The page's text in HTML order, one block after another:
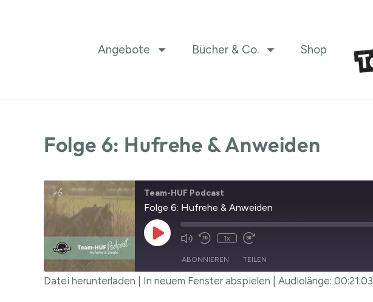
Angebote Bücher & Co. Shop
Folge 6: Hufrehe & Anweiden
Team-HUF Podcast
Folge 6: Hufrehe & Anweiden
1x
ABONNIEREN TEILEN
Datei herunterladen In neuem Fenster abspielen Audiolänge: 00:21:03